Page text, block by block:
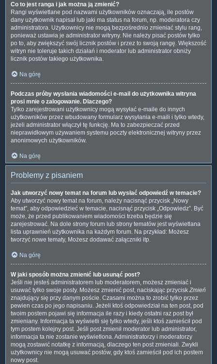
Co to jest ranga i jak można ją zmienić?
Rangi wyświetlane pod nazwami użytkowników oznaczają, ile postów
dany użytkownik napisał lub jaki ma status na forum, np. moderatora czy
administratora. Użytkownicy nie mogą bezpośrednio zmieniać stylu rang,
ponieważ ustawia je administrator witryny. Nie należy pisać postów tylko
po to, aby zwiększyć swój licznik postów i przez to swoją rangę. Większość
witryn nie toleruje takich działań i moderator lub administrator obniży
licznik postów takiego użytkownika.
Na górę
Podczas próby wysłania wiadomości e-mail do użytkownika witryna
prosi mnie o zalogowanie. Dlaczego?
Tylko zarejestrowani użytkownicy mogą wysyłać e-maile do innych
użytkowników przez wbudowany formularz wysyłania e-maili i tylko wtedy,
jeżeli administrator włączył tę funkcję. Ma to zabezpieczać przed
nieprawidłowym używaniem systemu poczty elektronicznej witryny przez
anonimowych użytkowników.
Na górę
Problemy z pisaniem
Jak utworzyć nowy temat na forum lub wysłać odpowiedź w temacie?
Aby utworzyć nowy temat na forum, należy nacisnąć przycisk „Nowy
temat”, aby odpowiedzieć w temacie, nacisnąć przycisk „Odpowiedz”. Być
może, że przed publikowaniem wiadomości trzeba będzie się
zarejestrować. Na dole strony forum lub strony tematów jest wyświetlana
lista uprawnień użytkownika na każdym forum. Na przykład: Możesz
tworzyć nowe tematy, Możesz dodawać załączniki itp.
Na górę
W jaki sposób można zmienić lub usunąć post?
Jeśli nie jesteś administratorem lub moderatorem, możesz zmieniać i
usuwać tylko swoje posty. Możesz zmienić post, naciskając przycisk Zmień
znajdujący się przy danym poście. Czasami można to zrobić tylko przez
pewien czas po jego napisaniu. Jeżeli ktoś odpowiedział na ten post, pod
twoim postem pojawi się informacja ile razy i kiedy ostatni raz post był
zmieniany. Informacja ta wyświetli się tylko wtedy, jeśli ktoś zamieścił pod
tym postem kolejny post. Jeśli post zmienił moderator lub administrator,
informacja ta nie zostanie wyświetlona. Administratorzy i moderatorzy
mogą zostawić notatkę z informacją, dlaczego ten post zmieniali. Zwykli
użytkownicy nie mogą usuwać postów, gdy ktoś zamieścił pod ich postem
nowy post.